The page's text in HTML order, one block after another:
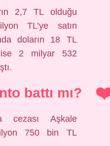
2,7 TL olduğu
TL’ye satın
doların 18 TL
2 milyar 532
battı mı?
cezası Aşkale
750 bin TL